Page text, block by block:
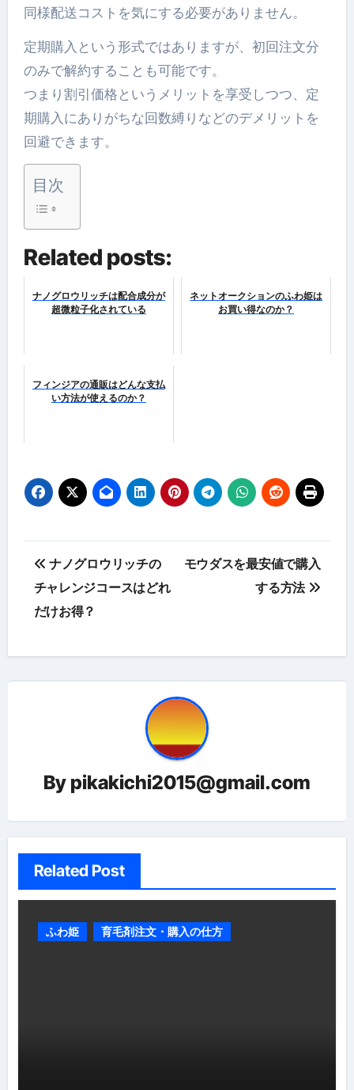
同様配送コストを気にする必要がありません。
定期購入という形式ではありますが、初回注文分
のみで解約することも可能です。
つまり割引価格というメリットを享受しつつ、定
期購入にありがちな回数縛りなどのデメリットを
回避できます。
目次
Related posts:
ナノグロウリッチは配合成分が
超微粒子化されている
ネットオークションのふわ姫は
お買い得なのか？
フィンジアの通販はどんな支払
い方法が使えるのか？
投
稿
ナ
ビ
ゲ
ョ
ン
ナノグロウリッチの
チャレンジコースはどれ
だけお得？
モウダスを最安値で購入
する方法
By pikakichi2015@gmail.com
Related Post
ふわ姫 育毛剤注文・購入の仕方